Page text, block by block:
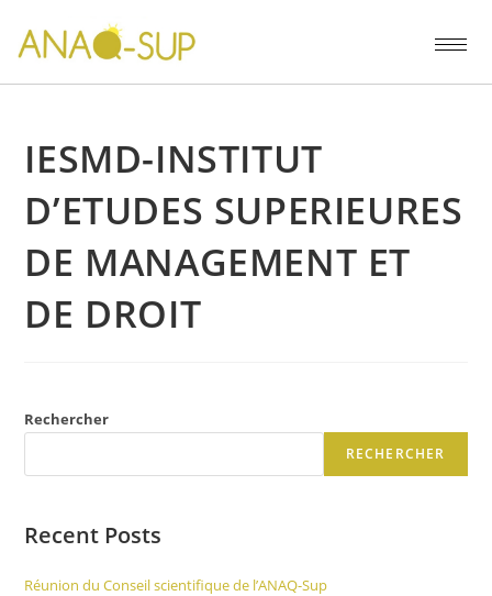
IESMD-INSTITUT
D’ETUDES SUPERIEURES
DE MANAGEMENT ET
DE DROIT
Rechercher
RECHERCHER
Recent Posts
Réunion du Conseil scientifique de l’ANAQ-Sup